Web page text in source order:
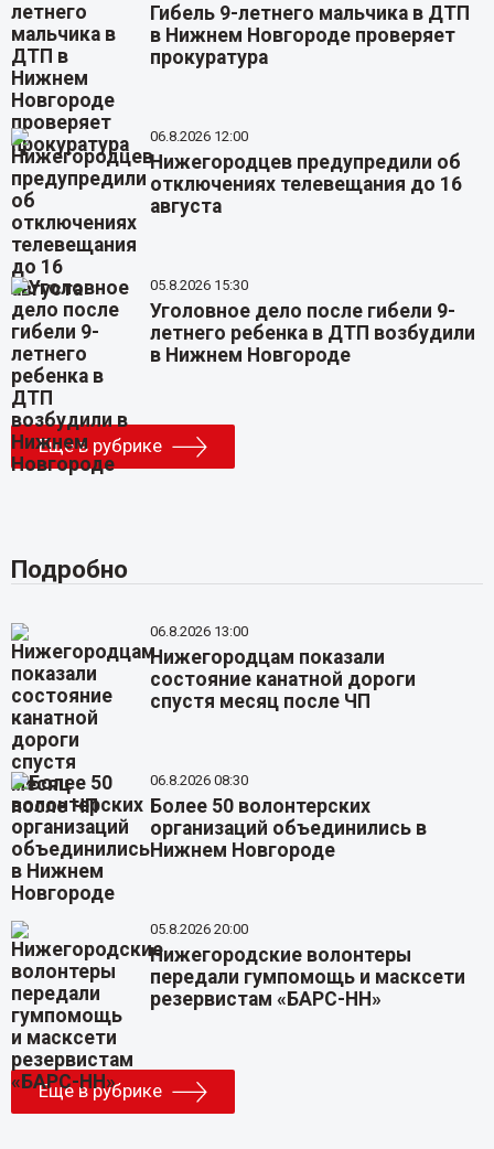
Гибель 9-летнего мальчика в ДТП
в Нижнем Новгороде проверяет
прокуратура
06.8.2026 12:00
Нижегородцев предупредили об
отключениях телевещания до 16
августа
05.8.2026 15:30
Уголовное дело после гибели 9-
летнего ребенка в ДТП возбудили
в Нижнем Новгороде
Еще в рубрике
Подробно
06.8.2026 13:00
Нижегородцам показали
состояние канатной дороги
спустя месяц после ЧП
06.8.2026 08:30
Более 50 волонтерских
организаций объединились в
Нижнем Новгороде
05.8.2026 20:00
Нижегородские волонтеры
передали гумпомощь и масксети
резервистам «БАРС-НН»
Еще в рубрике